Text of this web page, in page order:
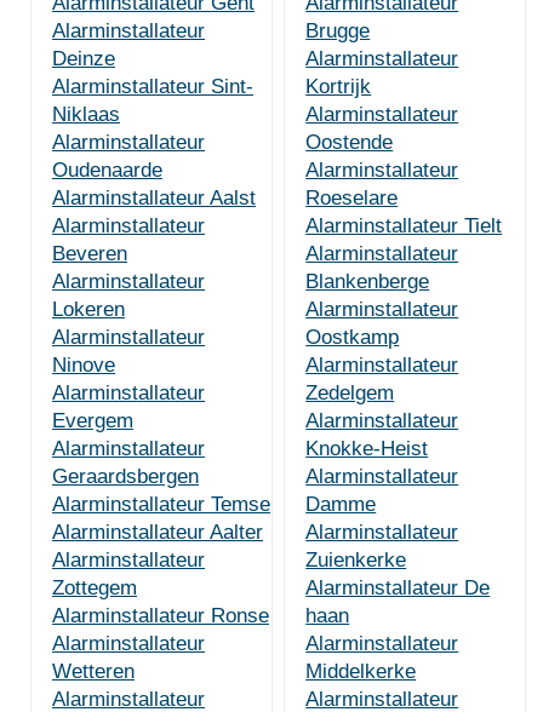
Alarminstallateur
Deinze
Alarminstallateur Sint-
Niklaas
Alarminstallateur
Oudenaarde
Alarminstallateur Aalst
Alarminstallateur
Beveren
Alarminstallateur
Lokeren
Alarminstallateur
Ninove
Alarminstallateur
Evergem
Alarminstallateur
Geraardsbergen
Alarminstallateur Temse
Alarminstallateur Aalter
Alarminstallateur
Zottegem
Alarminstallateur Ronse
Alarminstallateur
Wetteren
Alarminstallateur
Brugge
Alarminstallateur
Kortrijk
Alarminstallateur
Oostende
Alarminstallateur
Roeselare
Alarminstallateur Tielt
Alarminstallateur
Blankenberge
Alarminstallateur
Oostkamp
Alarminstallateur
Zedelgem
Alarminstallateur
Knokke-Heist
Alarminstallateur
Damme
Alarminstallateur
Zuienkerke
Alarminstallateur De
haan
Alarminstallateur
Middelkerke
Alarminstallateur